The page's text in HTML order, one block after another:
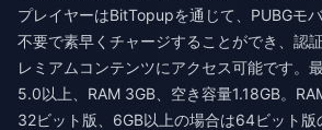
プレイヤーはBitTopupを通じて、 PUBGモ
不要で素早くチャージすることができ、認
レミアムコンテンツにアクセス可能です。
5.0以上、RAM 3GB、空き容量1.18GB。
32ビット版、6GB以上の場合は64ビット版